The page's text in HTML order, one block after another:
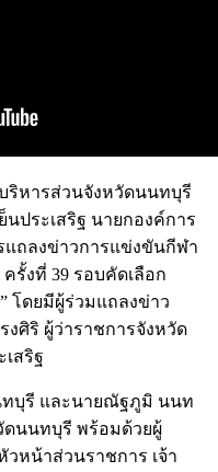
ริหารส่วนจังหวัดนนทบุรี
นประเสริฐ นายกองค์การ
ถลงข่าวการแข่งขันกีฬา
รั้งที่ 39 รอบคัดเลือก
โดยมีผู้ร่วมแถลงข่าว
งศิริ ผู้ว่าราชการจังหวัด
สริฐ
ทบุรี และนายณัฐภูมิ นนท
ดนนทบุรี พร้อมด้วยผู้
หน้าส่วนราชการ เจ้า